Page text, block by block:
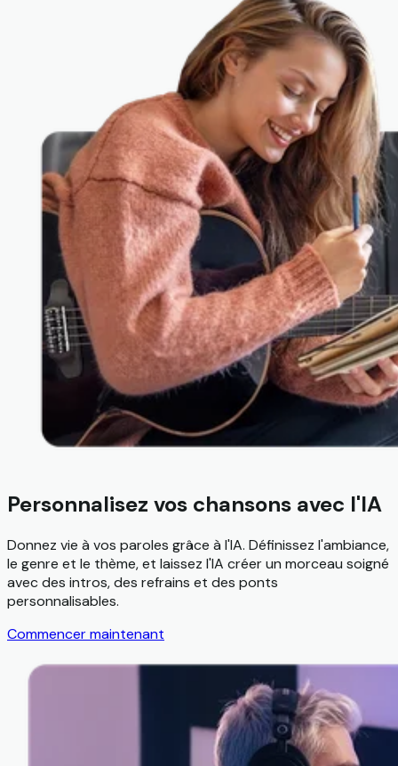
Personnalisez vos chansons avec l'IA
Donnez vie à vos paroles grâce à l'IA. Définissez l'ambiance,
le genre et le thème, et laissez l'IA créer un morceau soigné
avec des intros, des refrains et des ponts
personnalisables.
Commencer maintenant